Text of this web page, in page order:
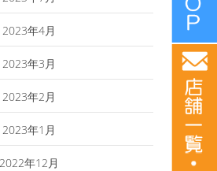
2023年4月
2023年3月
2023年2月
2023年1月
2022年12月